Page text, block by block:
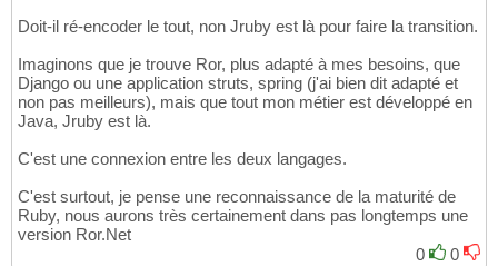
Doit-il ré-encoder le tout, non Jruby est là pour faire la transition.
Imaginons que je trouve Ror, plus adapté à mes besoins, que
Django ou une application struts, spring (j'ai bien dit adapté et
non pas meilleurs), mais que tout mon métier est développé en
Java, Jruby est là.
C'est une connexion entre les deux langages.
C'est surtout, je pense une reconnaissance de la maturité de
Ruby, nous aurons très certainement dans pas longtemps une
version Ror.Net
0
0